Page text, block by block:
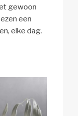
gewoon
een
elke dag.